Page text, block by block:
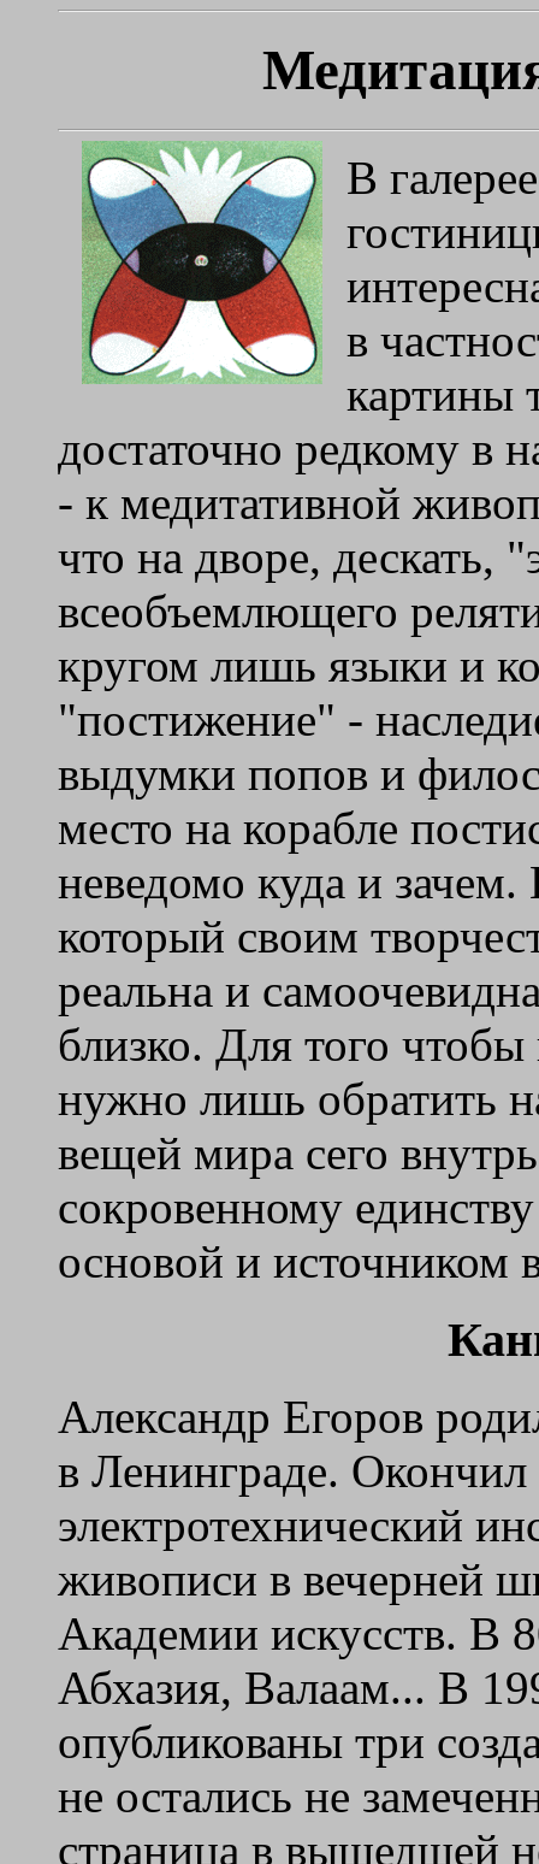
В
в
картины
достаточно редкому в
- к медитативной
что на дворе, дескать,
всеобъемлющего
кругом лишь языки и
"постижение" -
выдумки попов и
место на корабле
неведомо куда и
который своим
реальна и
близко. Для того
нужно лишь обратить
вещей мира сего
сокровенному
основой и источником
Александр Егоров
в Ленинграде.
электротехнический
живописи в вечерней
Академии искусств. В
Абхазия, Валаам... В
опубликованы три
не остались не
страница в вышедшей